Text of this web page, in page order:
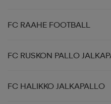
FC RAAHE FOOTBALL
FC RUSKON PALLO
FC HALIKKO JALKAPALLO